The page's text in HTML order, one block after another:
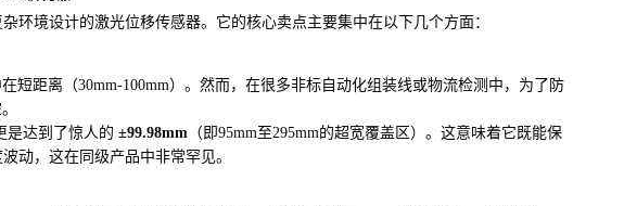
环境设计的激光位移传感器。它的核心卖点主要集中在以下几个方面：
短距离（30mm-100mm）。然而，在很多非标自动化组装线或物流检测中，为了防
是达到了惊人的 ±99.98mm（即95mm至295mm的超宽覆盖区）。这意味着它既能保
动，这在同级产品中非常罕见。